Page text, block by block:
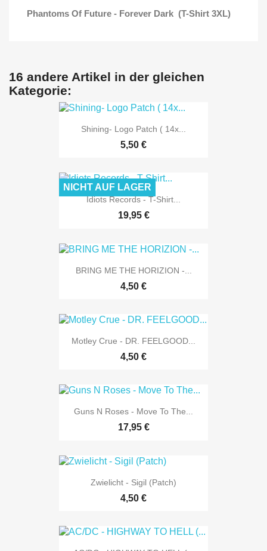
Phantoms Of Future - Forever Dark (T-Shirt 3XL)
16 andere Artikel in der gleichen
Kategorie:
Shining- Logo Patch ( 14x...
5,50 €
Idiots Records - T-Shirt...
19,95 €
NICHT AUF LAGER
BRING ME THE HORIZION -...
4,50 €
Motley Crue - DR. FEELGOOD...
4,50 €
Guns N Roses - Move To The...
17,95 €
Zwielicht - Sigil (Patch)
4,50 €